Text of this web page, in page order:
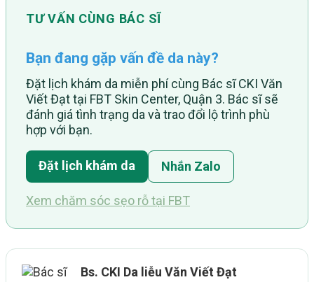
TƯ VẤN CÙNG BÁC SĨ
Bạn đang gặp vấn đề da này?
Đặt lịch khám da miễn phí cùng Bác sĩ CKI Văn
Viết Đạt tại FBT Skin Center, Quận 3. Bác sĩ sẽ
đánh giá tình trạng da và trao đổi lộ trình phù
hợp với bạn.
Đặt lịch khám da Nhắn Zalo
Xem chăm sóc sẹo rỗ tại FBT
Bs. CKI Da liễu Văn Viết Đạt